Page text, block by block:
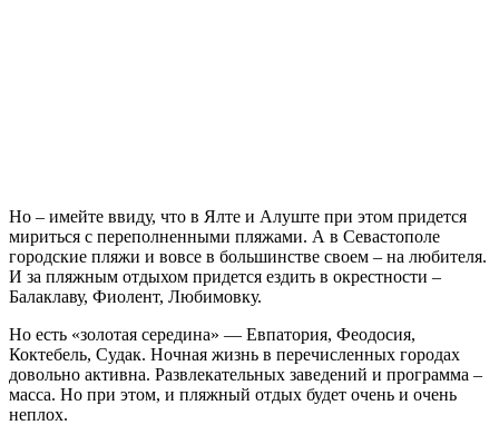
Но – имейте ввиду, что в Ялте и Алуште при этом придется
мириться с переполненными пляжами. А в Севастополе
городские пляжи и вовсе в большинстве своем – на любителя.
И за пляжным отдыхом придется ездить в окрестности –
Балаклаву, Фиолент, Любимовку.
Но есть «золотая середина» — Евпатория, Феодосия,
Коктебель, Судак. Ночная жизнь в перечисленных городах
довольно активна. Развлекательных заведений и программа –
масса. Но при этом, и пляжный отдых будет очень и очень
неплох.